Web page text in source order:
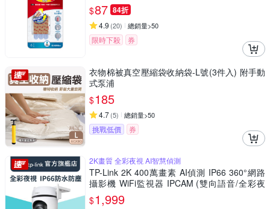
$87 84折
4.9 (20) 總銷量>50
限時下殺 券
衣物棉被真空壓縮袋收納袋-L號(3件入) 附手動
式泵浦
$185
4.7(5) 總銷量>50
挑戰低價 券
2K畫質 全彩夜視 AI智慧偵測
TP-Link 2K 400萬畫素 AI偵測 IP66 360°網路
攝影機 WiFi監視器 IPCAM (雙向語音/全彩夜
視/Tapo C520WS)
$1,999